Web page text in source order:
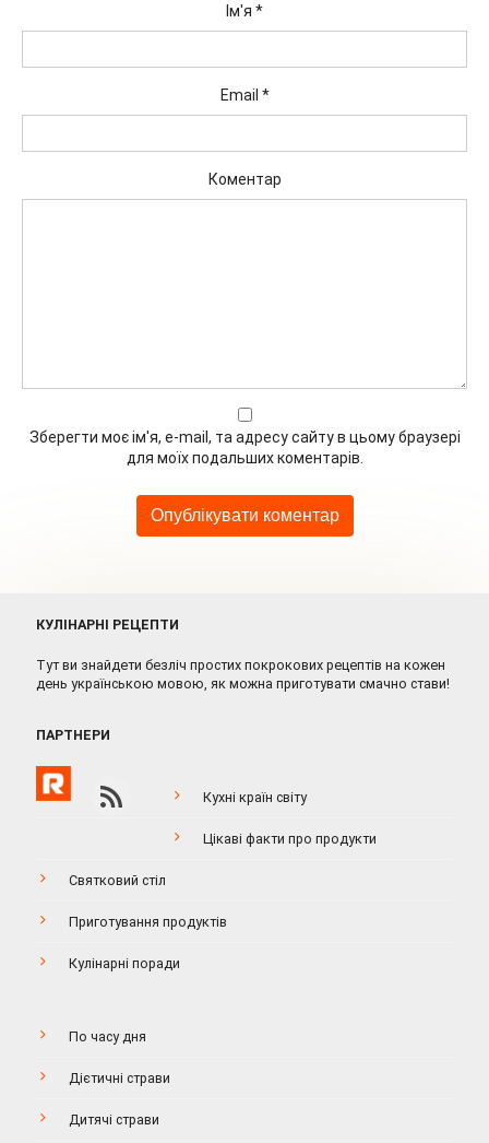
Ім'я *
Email *
Коментар
Зберегти моє ім'я, e-mail, та адресу сайту в цьому браузері
для моїх подальших коментарів.
КУЛІНАРНІ РЕЦЕПТИ
Тут ви знайдети безліч простих покрокових рецептів на кожен
день українською мовою, як можна приготувати смачно стави!
ПАРТНЕРИ
Кухні країн світу
Цікаві факти про продукти
Святковий стіл
Приготування продуктів
Кулінарні поради
По часу дня
Дієтичні страви
Дитячі страви